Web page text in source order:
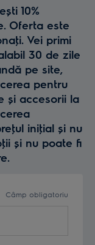
EP81B25WET
EP81HB25SH
10%
Oferta este
Vei primi
30 de zile
pe site,
pentru
și accesorii la
iniţial și nu
și nu poate fi
Câmp obligatoriu